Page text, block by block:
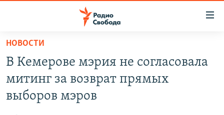
упрощенного
доступа
основному
ПОДКАСТЫ
АВТОРСКИЕ ПРОЕКТЫ
НОВОСТИ
В Кемерове мэрия не согласовала
митинг за возврат прямых
выборов мэров